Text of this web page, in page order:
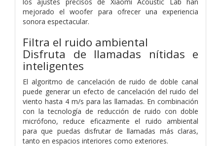
mejorado el woofer para ofrecer una experiencia
sonora espectacular.
Filtra el ruido ambiental
Disfruta de llamadas nítidas e
inteligentes
El algoritmo de cancelación de ruido de doble canal
puede generar un efecto de cancelación del ruido del
viento hasta 4 m/s para las llamadas. En combinación
con la tecnología de reducción de ruido con doble
micrófono, reduce eficazmente el ruido ambiental
para que puedas disfrutar de llamadas más claras,
tanto en espacios interiores como exteriores.